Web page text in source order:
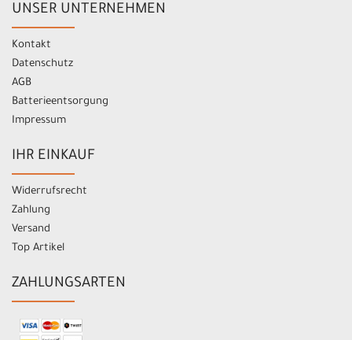
UNSER UNTERNEHMEN
Kontakt
Datenschutz
AGB
Batterieentsorgung
Impressum
IHR EINKAUF
Widerrufsrecht
Zahlung
Versand
Top Artikel
ZAHLUNGSARTEN